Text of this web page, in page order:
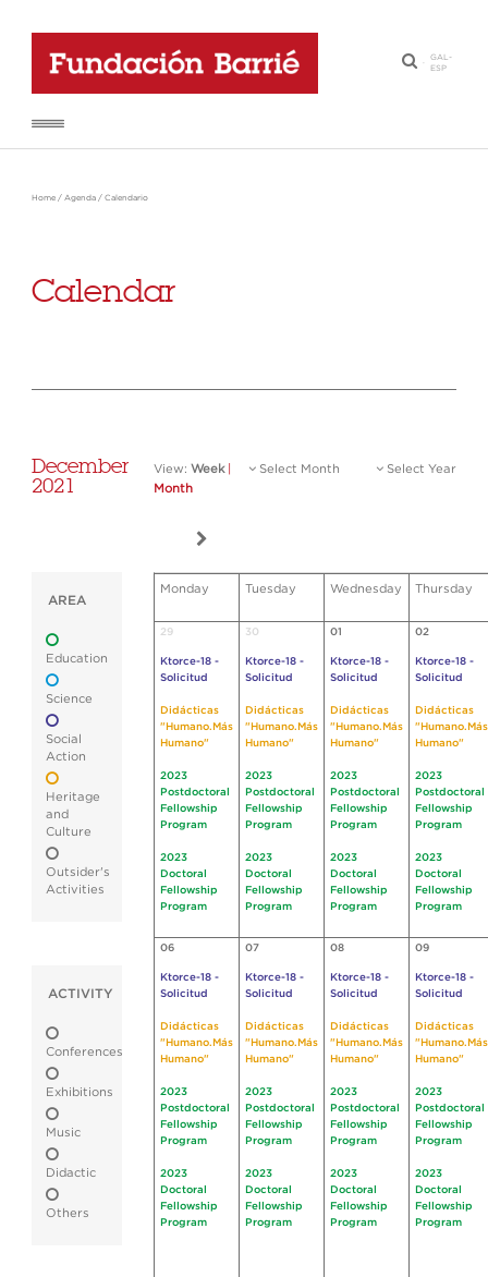
·
GAL-
ESP
Home / Agenda / Calendario
Calendar
December
2021
View: Week
Month
Select Month Select Year
AREA
Education
Science
Social
Action
Heritage
and
Culture
Outsider's
Activities
ACTIVITY
Conferences
Exhibitions
Music
Didactic
Others
Monday Tuesday Wednesday Thursday
29
Ktorce-18 -
Solicitud
Didácticas
"Humano.Más
Humano"
2023
Postdoctoral
Fellowship
Program
2023
Doctoral
Fellowship
Program
30
Ktorce-18 -
Solicitud
Didácticas
"Humano.Más
Humano"
2023
Postdoctoral
Fellowship
Program
2023
Doctoral
Fellowship
Program
01
Ktorce-18 -
Solicitud
Didácticas
"Humano.Más
Humano"
2023
Postdoctoral
Fellowship
Program
2023
Doctoral
Fellowship
Program
02
Ktorce-18 -
Solicitud
Didácticas
"Humano.Más
Humano"
2023
Postdoctoral
Fellowship
Program
2023
Doctoral
Fellowship
Program
06
Ktorce-18 -
Solicitud
Didácticas
"Humano.Más
Humano"
2023
Postdoctoral
Fellowship
Program
2023
Doctoral
Fellowship
Program
07
Ktorce-18 -
Solicitud
Didácticas
"Humano.Más
Humano"
2023
Postdoctoral
Fellowship
Program
2023
Doctoral
Fellowship
Program
08
Ktorce-18 -
Solicitud
Didácticas
"Humano.Más
Humano"
2023
Postdoctoral
Fellowship
Program
2023
Doctoral
Fellowship
Program
09
Ktorce-18 -
Solicitud
Didácticas
"Humano.Más
Humano"
2023
Postdoctoral
Fellowship
Program
2023
Doctoral
Fellowship
Program